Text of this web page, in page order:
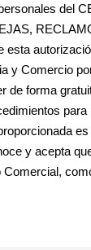
del
y Comercio
de forma
y acepta